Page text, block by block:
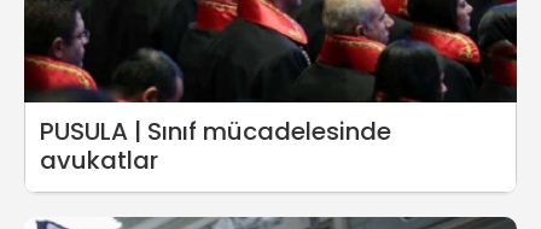
PUSULA | Sınıf mücadelesinde
avukatlar